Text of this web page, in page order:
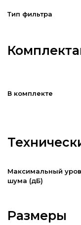
Тип фильтра
В комплекте
Максимальный
шума (дБ)
Размеры